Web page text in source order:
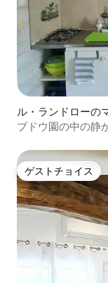
ル・ランドローの
ブドウ園の中の静
ゲストチョイス
ゲストチョイス